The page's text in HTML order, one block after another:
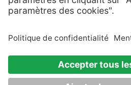
Contact
CG
Mentions légales &